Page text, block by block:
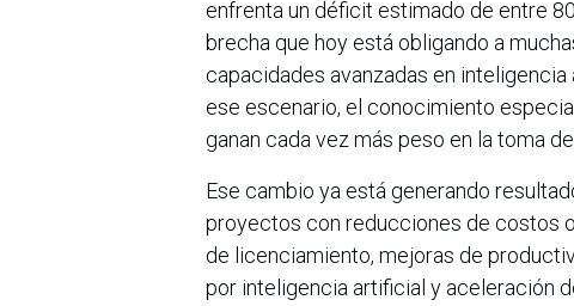
enfrenta un déficit estimado de entre
brecha que hoy está obligando a
capacidades avanzadas en
ese escenario, el conocimiento
ganan cada vez más peso en la toma
Ese cambio ya está generando
proyectos con reducciones de costos
de licenciamiento, mejoras de
por inteligencia artificial y aceleración